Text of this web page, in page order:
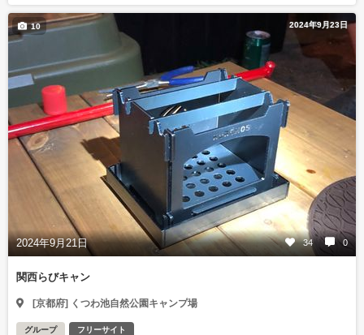
2024年9月23日
2024年9月21日 34 0
10
関西らびキャン
[京都府] くつわ池自然公園キャンプ場
グループ フリーサイト